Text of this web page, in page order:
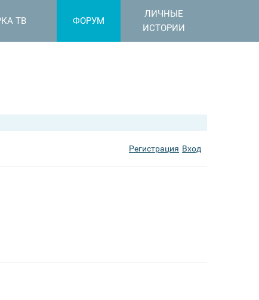
ТВ ФОРУМ
ЛИЧНЫЕ
ИСТОРИИ
Регистрация Вход